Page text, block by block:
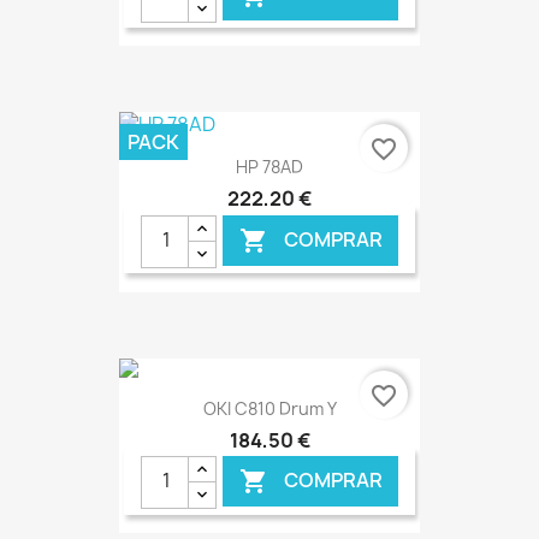
€ ONLINE
HP 78AD
222,20 €
 COMPRAR
€ ONLINE
PACK favorite_border
OKI C810 Drum Y
184,50 €
 COMPRAR
favorite_border